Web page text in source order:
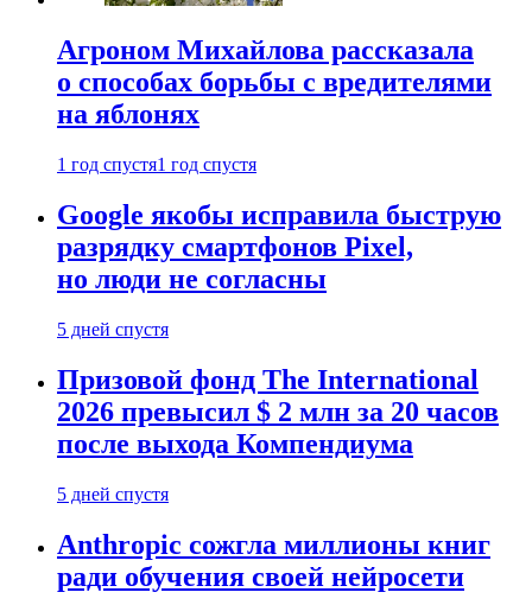
Агроном Михайлова рассказала
о способах борьбы с вредителями
на яблонях
1 год спустя1 год спустя
Google якобы исправила быструю
разрядку смартфонов Pixel,
но люди не согласны
5 дней спустя
Призовой фонд The International
2026 превысил $ 2 млн за 20 часов
после выхода Компендиума
5 дней спустя
Anthropic сожгла миллионы книг
ради обучения своей нейросети